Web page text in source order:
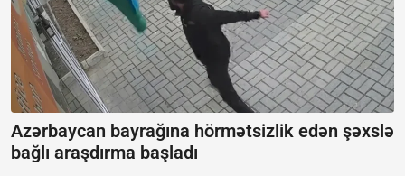
Azərbaycan bayrağına hörmətsizlik edən şəxslə
bağlı araşdırma başladı